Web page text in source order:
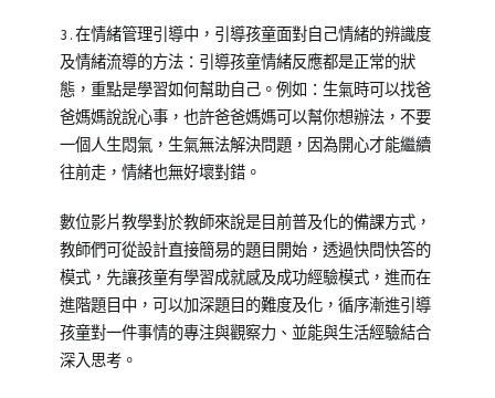
3.在情緒管理引導中，引導孩童面對自己情緒的辨識度
及情緒流導的方法：引導孩童情緒反應都是正常的狀
態，重點是學習如何幫助自己。例如：生氣時可以找爸
爸媽媽說說心事，也許爸爸媽媽可以幫你想辦法，不要
一個人生悶氣，生氣無法解決問題，因為開心才能繼續
往前走，情緒也無好壞對錯。
數位影片教學對於教師來說是目前普及化的備課方式，
教師們可從設計直接簡易的題目開始，透過快問快答的
模式，先讓孩童有學習成就感及成功經驗模式，進而在
進階題目中，可以加深題目的難度及化，循序漸進引導
孩童對一件事情的專注與觀察力、並能與生活經驗結合
深入思考。